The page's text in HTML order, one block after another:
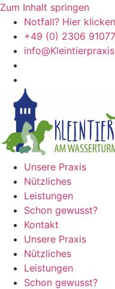
Zum Inhalt springen
Notfall? Hier
+49 (0) 2306
Unsere Praxis
Nützliches
Leistungen
Schon gewusst?
Kontakt
Unsere Praxis
Nützliches
Leistungen
Schon gewusst?